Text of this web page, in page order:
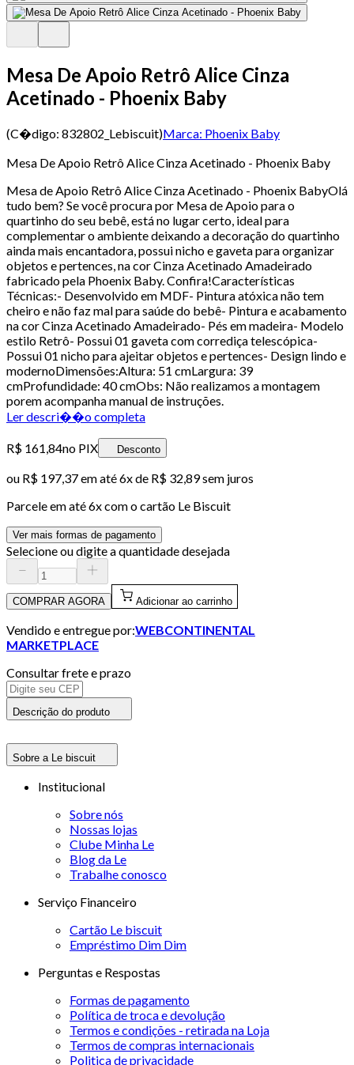
Mesa De Apoio Retrô Alice Cinza
Acetinado - Phoenix Baby
(C�digo: 832802_Lebiscuit)Marca: Phoenix Baby
Mesa De Apoio Retrô Alice Cinza Acetinado - Phoenix Baby
Mesa de Apoio Retrô Alice Cinza Acetinado - Phoenix BabyOlá
tudo bem? Se você procura por Mesa de Apoio para o
quartinho do seu bebê, está no lugar certo, ideal para
complementar o ambiente deixando a decoração do quartinho
ainda mais encantadora, possui nicho e gaveta para organizar
objetos e pertences, na cor Cinza Acetinado Amadeirado
fabricado pela Phoenix Baby. Confira!Características
Técnicas:- Desenvolvido em MDF- Pintura atóxica não tem
cheiro e não faz mal para saúde do bebê- Pintura e acabamento
na cor Cinza Acetinado Amadeirado- Pés em madeira- Modelo
estilo Retrô- Possui 01 gaveta com corrediça telescópica-
Possui 01 nicho para ajeitar objetos e pertences- Design lindo e
modernoDimensões:Altura: 51 cmLargura: 39
cmProfundidade: 40 cmObs: Não realizamos a montagem
porem acompanha manual de instruções.
Ler descri��o completa
R$ 161,84no PIX Desconto
ou R$ 197,37em até6x de R$ 32,89 sem juros
Parcele em até6x com o cartão Le Biscuit
Ver mais formas de pagamento
Selecione ou digite a quantidade desejada
COMPRAR AGORA Adicionar ao carrinho
Vendido e entregue por:WEBCONTINENTAL
MARKETPLACE
Consultar frete e prazo
Descrição do produto
Sobre a Le biscuit
Institucional
Sobre nós
Nossas lojas
Clube Minha Le
Blog da Le
Trabalhe conosco
Serviço Financeiro
Cartão Le biscuit
Empréstimo Dim Dim
Perguntas e Respostas
Formas de pagamento
Política de troca e devolução
Termos e condições - retirada na Loja
Termos de compras internacionais
Politica de privacidade